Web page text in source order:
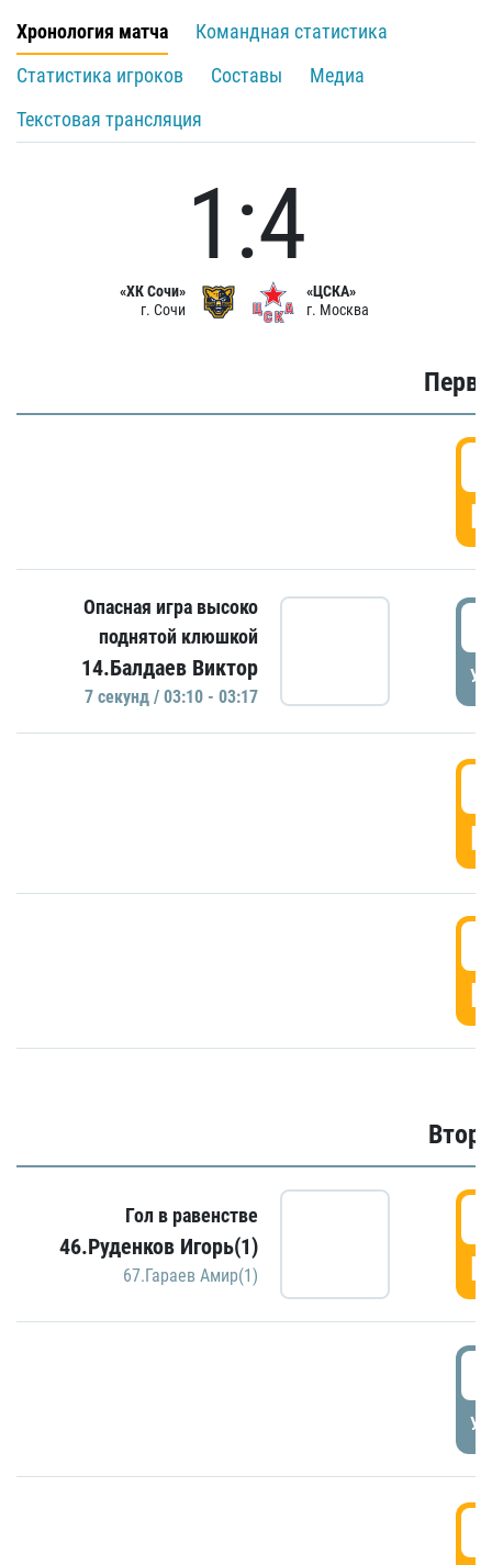
Хронология матча
Командная статистика
Статистика игроков
Составы
Медиа
Текстовая трансляция
«ХК Сочи»
г. Сочи
1:4
«ЦСКА»
г. Москва
Опасная игра высоко
поднятой клюшкой
14.Балдаев Виктор
7 секунд / 03:10 - 03:17
Гол в равенстве
46.Руденков Игорь(1)
67.Гараев Амир(1)